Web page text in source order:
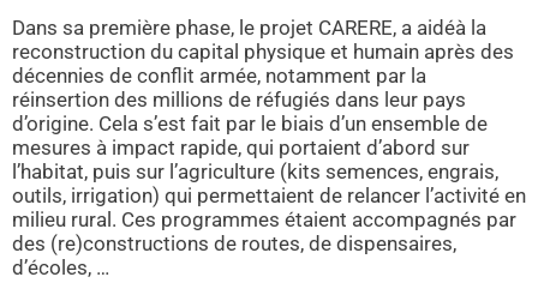
Dans sa première phase, le projet CARERE, a aidéà la
reconstruction du capital physique et humain après des
décennies de conflit armée, notamment par la
réinsertion des millions de réfugiés dans leur pays
d’origine. Cela s’est fait par le biais d’un ensemble de
mesures à impact rapide, qui portaient d’abord sur
l’habitat, puis sur l’agriculture (kits semences, engrais,
outils, irrigation) qui permettaient de relancer l’activité en
milieu rural. Ces programmes étaient accompagnés par
des (re)constructions de routes, de dispensaires,
d’écoles, …